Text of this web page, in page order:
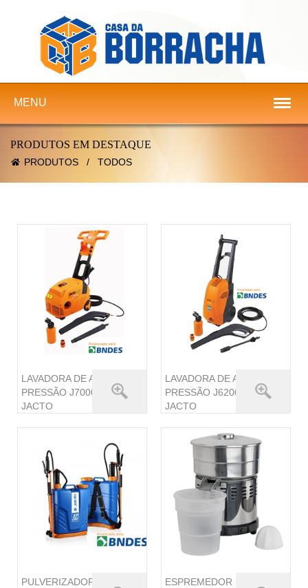
MENU
PRODUTOS / TODOS
PRODUTOS EM DESTAQUE
LAVADORA DE ALTA
PRESSÃO J7000
JACTO
LAVADORA DE ALTA
PRESSÃO J6200
JACTO
PULVERIZADOR
ESPREMEDOR DE